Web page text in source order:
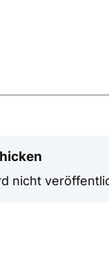
nicht